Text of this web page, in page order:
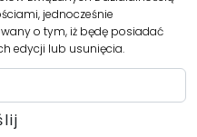
jednocześnie
o tym, iż będę posiadać
edycji lub usunięcia.